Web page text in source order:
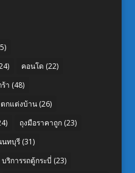
คอนโด (22)
า (48)
ตกแต่งบ้าน(26)
ถุงมือราคาถูก(23)
นทบุรี(31)
บริการรถตู้กระบี่ (23)